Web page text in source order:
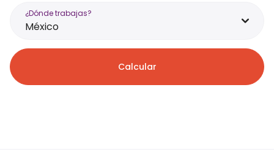
¿Dónde trabajas?
México
Calcular